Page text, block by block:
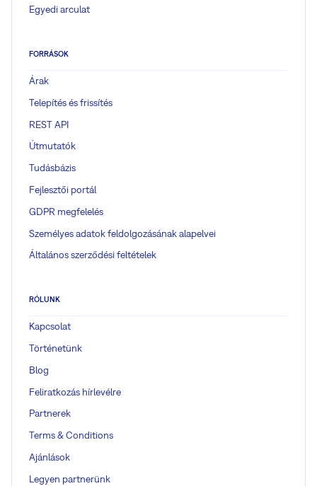
Egyedi arculat
FORRÁSOK
Árak
Telepítés és frissítés
REST API
Útmutatók
Tudásbázis
Fejlesztői portál
GDPR megfelelés
Személyes adatok feldolgozásának alapelvei
Általános szerződési feltételek
RÓLUNK
Kapcsolat
Történetünk
Blog
Feliratkozás hírlevélre
Partnerek
Terms & Conditions
Ajánlások
Legyen partnerünk